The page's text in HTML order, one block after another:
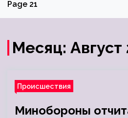
Page 21
Месяц: Август
Происшествия
Минобороны